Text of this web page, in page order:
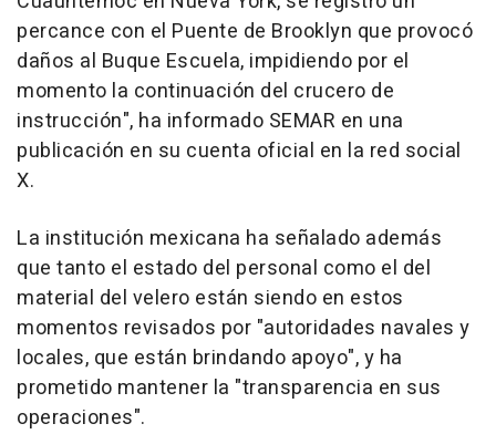
percance con el Puente de Brooklyn que provocó
daños al Buque Escuela, impidiendo por el
momento la continuación del crucero de
instrucción", ha informado SEMAR en una
publicación en su cuenta oficial en la red social
X.
La institución mexicana ha señalado además
que tanto el estado del personal como el del
material del velero están siendo en estos
momentos revisados por "autoridades navales y
locales, que están brindando apoyo", y ha
prometido mantener la "transparencia en sus
operaciones".